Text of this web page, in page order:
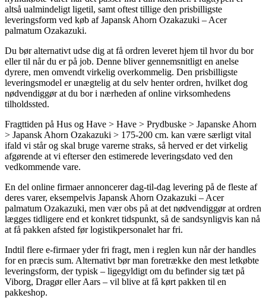
altså ualmindeligt ligetil, samt oftest tillige den prisbilligste
leveringsform ved køb af Japansk Ahorn Ozakazuki – Acer
palmatum Ozakazuki.
Du bør alternativt udse dig at få ordren leveret hjem til hvor du bor
eller til når du er på job. Denne bliver gennemsnitligt en anelse
dyrere, men omvendt virkelig overkommelig. Den prisbilligste
leveringsmodel er unægtelig at du selv henter ordren, hvilket dog
nødvendiggør at du bor i nærheden af online virksomhedens
tilholdssted.
Fragttiden på Hus og Have > Have > Prydbuske > Japanske Ahorn
> Japansk Ahorn Ozakazuki > 175-200 cm. kan være særligt vital
ifald vi står og skal bruge varerne straks, så herved er det virkelig
afgørende at vi efterser den estimerede leveringsdato ved den
vedkommende vare.
En del online firmaer annoncerer dag-til-dag levering på de fleste af
deres varer, eksempelvis Japansk Ahorn Ozakazuki – Acer
palmatum Ozakazuki, men vær obs på at det nødvendiggør at ordren
lægges tidligere end et konkret tidspunkt, så de sandsynligvis kan nå
at få pakken afsted før logistikpersonalet har fri.
Indtil flere e-firmaer yder fri fragt, men i reglen kun når der handles
for en præcis sum. Alternativt bør man foretrække den mest letkøbte
leveringsform, der typisk – ligegyldigt om du befinder sig tæt på
Viborg, Dragør eller Aars – vil blive at få kørt pakken til en
pakkeshop.